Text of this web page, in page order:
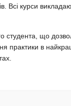
Всі курси
студента, що
практики в